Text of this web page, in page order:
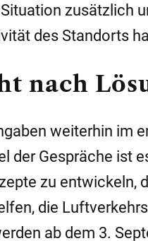
zusätzlich
des Standorts
nach
weiterhin im
der Gespräche ist
zu entwickeln,
die
ab dem 3.